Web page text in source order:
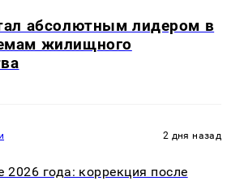
абсолютным лидером в
жилищного
2 дня назад
2026 года: коррекция после